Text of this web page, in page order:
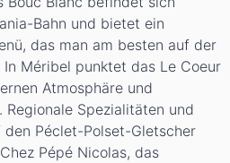
Bahn und bietet ein
das man am besten auf der
Méribel punktet das Le Coeur
Atmosphäre und
Spezialitäten und
Péclet-Polset-Gletscher
Pépé Nicolas, das